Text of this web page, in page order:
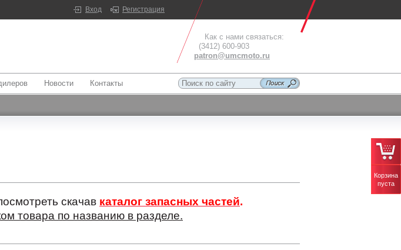
Вход Регистрация
Как с нами связаться:
(3412) 600-903
patron@umcmoto.ru
Новости Контакты
Корзина
пуста
скачав каталог запасных частей.
товара по названию в разделе.